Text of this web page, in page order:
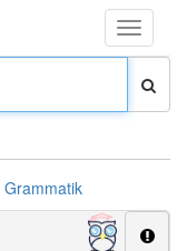
Toggle
Grammatik